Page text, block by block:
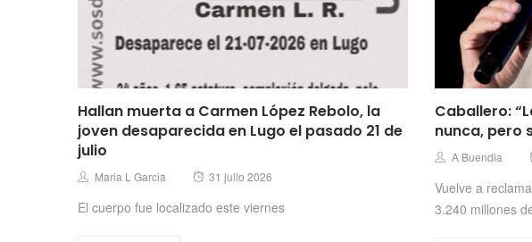
Hallan muerta a Carmen López Rebolo, la
joven desaparecida en Lugo el pasado 21 de
julio
Author
Maria L Garcia
Posted
31 julio 2026
El cuerpo fue localizado este viernes
Caballero:
nunca, pero
Author
A Buendia
Vuelve a
3.240 millones